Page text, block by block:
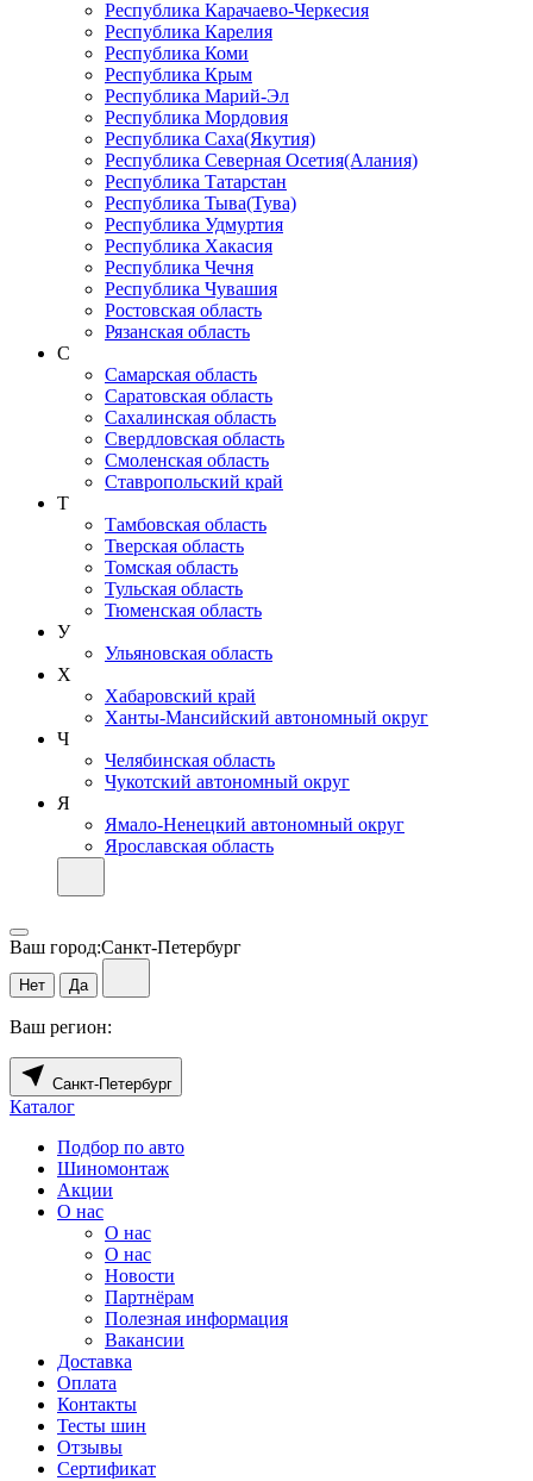
Республика Карачаево-Черкеcия
Республика Карелия
Республика Коми
Республика Крым
Республика Марий-Эл
Республика Мордовия
Республика Саха(Якутия)
Республика Северная Осетия(Алания)
Республика Татарстан
Республика Тыва(Тува)
Республика Удмуртия
Республика Хакасия
Республика Чечня
Республика Чувашия
Ростовская область
Рязанская область
С
Самарская область
Саратовская область
Сахалинская область
Свердловская область
Смоленская область
Ставропольский край
Т
Тамбовская область
Тверская область
Томская область
Тульская область
Тюменская область
У
Ульяновская область
Х
Хабаровский край
Ханты-Мансийский автономный округ
Ч
Челябинская область
Чукотский автономный округ
Я
Ямало-Ненецкий автономный округ
Ярославская область
Ваш город:Санкт-Петербург
Нет Да
Ваш регион:
Санкт-Петербург
Каталог
Подбор по авто
Шиномонтаж
Акции
О нас
О нас
О нас
Новости
Партнёрам
Полезная информация
Вакансии
Доставка
Оплата
Контакты
Тесты шин
Отзывы
Сертификат